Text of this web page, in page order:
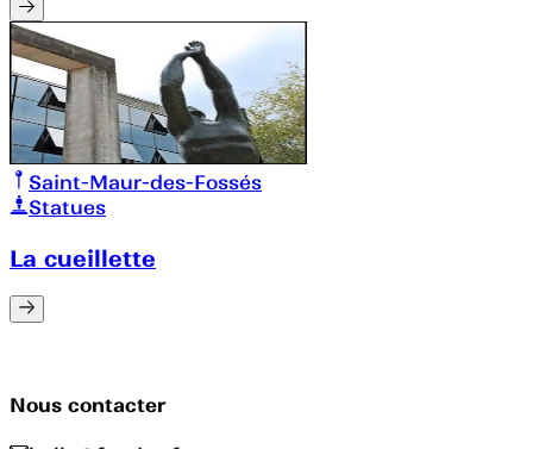
Saint-Maur-des-Fossés
Statues
La cueillette
Nous contacter